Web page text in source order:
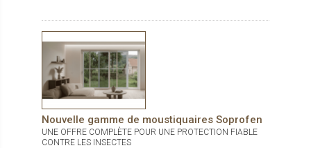
Nouvelle gamme de moustiquaires Soprofen
UNE OFFRE COMPLÈTE POUR UNE PROTECTION FIABLE
CONTRE LES INSECTES